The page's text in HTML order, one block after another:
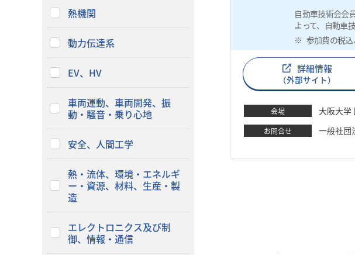
自動車技術会会
よって、自動車
参加費の税込
詳細情報
（外部サイト）
会場 大阪大学
お問合せ 一般社
熱機関
動力伝達系
EV、HV
車両運動、車両開発、振
動・騒音・乗り心地
安全、人間工学
熱・流体、環境・エネルギ
ー・資源、材料、生産・製
造
エレクトロニクス及び制
御、情報・通信